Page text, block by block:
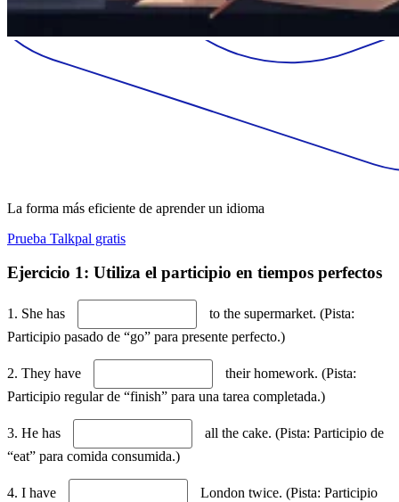
La forma más eficiente de aprender un idioma
Prueba Talkpal gratis
Ejercicio 1: Utiliza el participio en tiempos perfectos
1. She has
to the supermarket. (Pista:
Participio pasado de “go” para presente perfecto.)
2. They have
their homework. (Pista:
Participio regular de “finish” para una tarea completada.)
3. He has
all the cake. (Pista: Participio de
“eat” para comida consumida.)
4. I have
London twice. (Pista: Participio